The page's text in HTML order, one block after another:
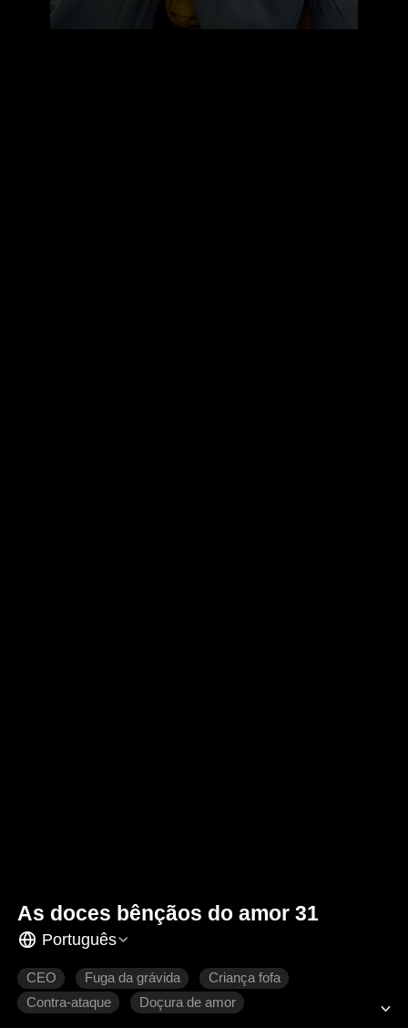
As doces bênçãos do amor 31
Português
CEO Fuga da grávida
Criança fofa
Contra-ataque
Doçura de amor